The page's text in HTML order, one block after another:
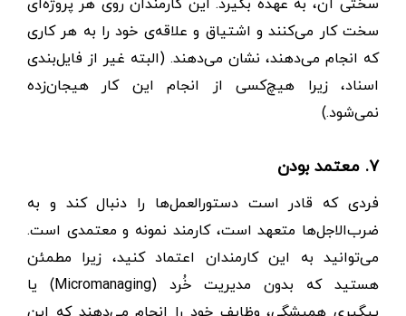
سخت کار می‌کنند و اشتیاق و علاقه‌ی خود را به هر کاری
که انجام می‌دهند، نشان می‌دهند. (البته غیر از فایل‌بندی
اسناد، زیرا هیچ‌کسی از انجام این کار هیجان‌زده
نمی‌شود.)
۷. معتمد بودن
فردی که قادر است دستورالعمل‌ها را دنبال کند و به
ضرب‌الاجل‌ها متعهد است، کارمند نمونه و معتمدی است.
می‌توانید به این کارمندان اعتماد کنید، زیرا مطمئن
هستید که بدون مدیریت خُرد (Micromanaging) یا